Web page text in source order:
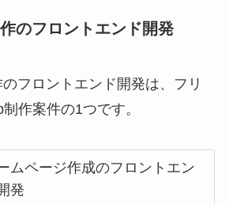
のフロントエンド開発
フロントエンド開発は、フリ
作案件の1つです。
ムページ作成のフロントエン
発